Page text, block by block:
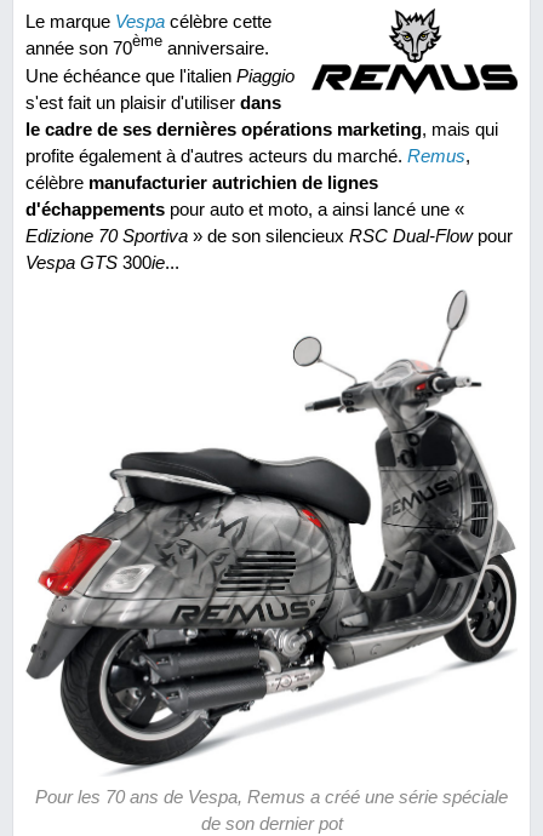
Le marque Vespa célèbre cette
année son 70ème anniversaire.
Une échéance que l'italien Piaggio
s'est fait un plaisir d'utiliser dans
le cadre de ses dernières opérations marketing, mais qui
profite également à d'autres acteurs du marché. Remus,
célèbre manufacturier autrichien de lignes
d'échappements pour auto et moto, a ainsi lancé une «
Edizione 70 Sportiva » de son silencieux RSC Dual-Flowpour
Vespa GTS 300ie...
Pour les 70 ans de Vespa, Remus a créé une série spéciale
de son dernier pot